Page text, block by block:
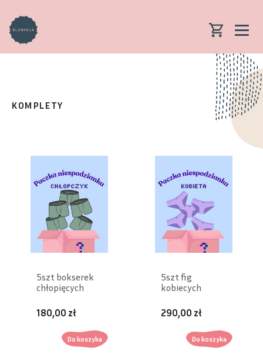
KOMPLETY
5szt bokserek
chłopięcych
180,00 zł
Do koszyka
5szt fig
kobiecych
290,00 zł
Do koszyka